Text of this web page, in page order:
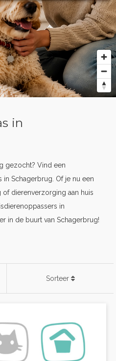
in
gezocht? Vind een
Schagerbrug. Of je nu een
dierenverzorging aan huis
in
in de buurt van Schagerbrug!
Sorteer